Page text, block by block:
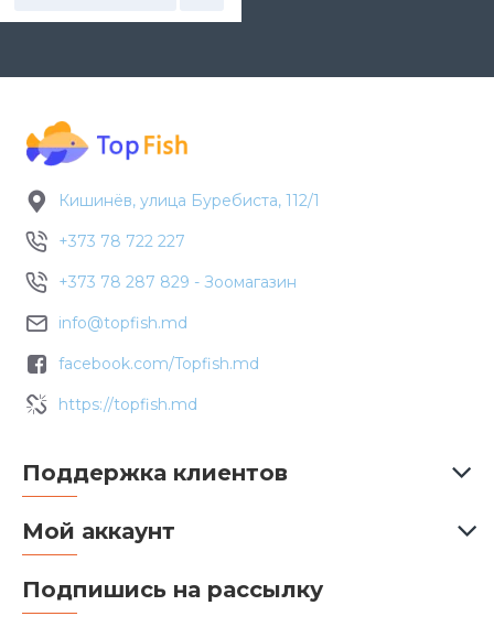
Кишинёв, улица Буребиста, 112/1
+373 78 722 227
+373 78 287 829 - Зоомагазин
info@topfish.md
facebook.com/Topfish.md
https://topfish.md
Поддержка клиентов
Мой аккаунт
Подпишись на рассылку